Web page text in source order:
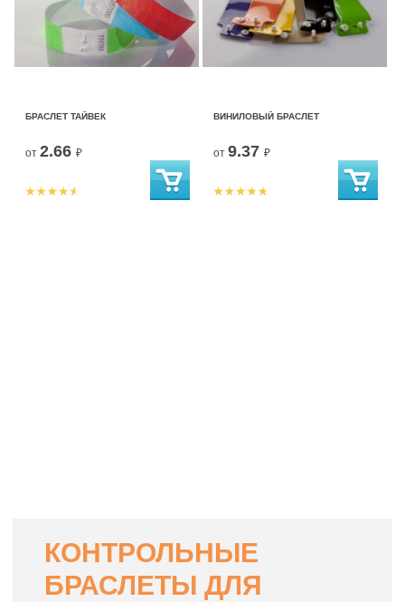
БРАСЛЕТ ТАЙВЕК
от 2.66 ₽
ВИНИЛОВЫЙ БРАСЛЕТ
от 9.37 ₽
КОНТРОЛЬНЫЕ
БРАСЛЕТЫ ДЛЯ